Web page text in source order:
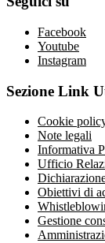
Facebook
Youtube
Instagram
Sezione Link
Cookie
Note legali
Informativa
Ufficio
Obiettivi di
Gestione